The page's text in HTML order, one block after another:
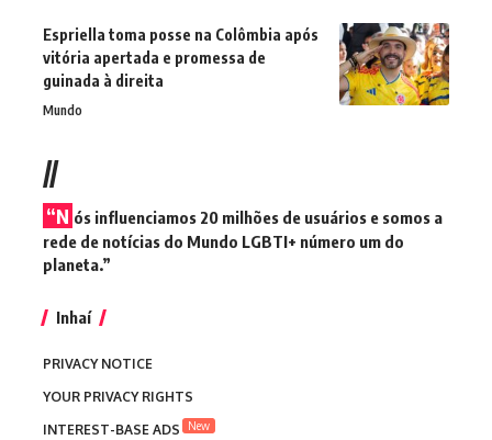
Espriella toma posse na Colômbia após
vitória apertada e promessa de
guinada à direita
Mundo
//
“N ós influenciamos 20 milhões de usuários e somos a
rede de notícias do Mundo LGBTI+ número um do
planeta.”
Inhaí
PRIVACY NOTICE
YOUR PRIVACY RIGHTS
INTEREST-BASE ADS
New